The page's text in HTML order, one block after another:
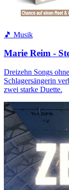
🎵 Musik
Marie Reim -
Dreizehn Songs
Schlagersängerin
zwei starke Duette.